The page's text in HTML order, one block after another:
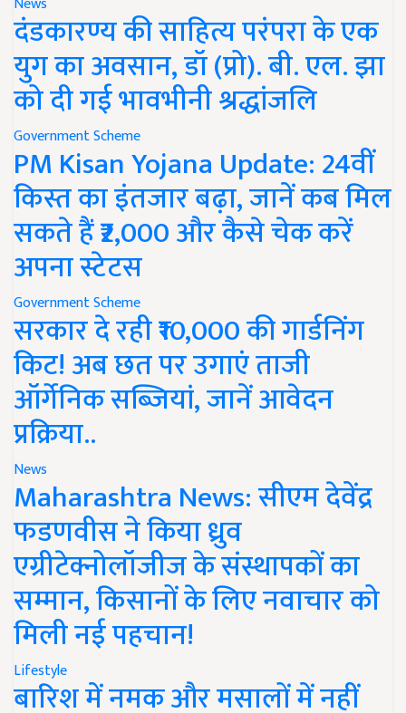
दंडकारण्य की साहित्य परंपरा के एक
युग का अवसान, डॉ (प्रो). बी. एल. झा
को दी गई भावभीनी श्रद्धांजलि
Government Scheme
PM Kisan Yojana Update: 24वीं
किस्त का इंतजार बढ़ा, जानें कब मिल
सकते हैं ₹2,000 और कैसे चेक करें
अपना स्टेटस
Government Scheme
सरकार दे रही ₹10,000 की गार्डनिंग
किट! अब छत पर उगाएं ताजी
ऑर्गेनिक सब्जियां, जानें आवेदन
प्रक्रिया..
News
Maharashtra News: सीएम देवेंद्र
फडणवीस ने किया ध्रुव
एग्रीटेक्नोलॉजीज के संस्थापकों का
सम्मान, किसानों के लिए नवाचार को
मिली नई पहचान!
Lifestyle
बारिश में नमक और मसालों में नहीं